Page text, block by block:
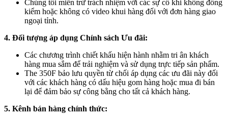
Chúng tôi miễn trừ trách nhiệm với các sự cố khi không đồng
kiểm hoặc không có video khui hàng đối với đơn hàng giao
ngoại tỉnh.
4. Đối tượng áp dụng Chính sách Ưu đãi:
Các chương trình chiết khấu hiện hành nhằm tri ân khách
hàng mua sắm để trải nghiệm và sử dụng trực tiếp sản phẩm.
The 350F bảo lưu quyền từ chối áp dụng các ưu đãi này đối
với các khách hàng có dấu hiệu gom hàng hoặc mua đi bán
lại để đảm bảo sự công bằng cho tất cả khách hàng.
5. Kênh bán hàng chính thức: